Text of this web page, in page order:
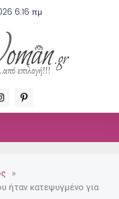
6:16 πμ
P
i
n
p
»
ήταν κατεψυγμένο για